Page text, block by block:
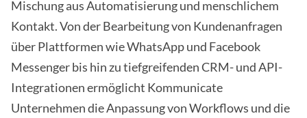
Mischung aus Automatisierung und menschlichem
Kontakt. Von der Bearbeitung von Kundenanfragen
über Plattformen wie WhatsApp und Facebook
Messenger bis hin zu tiefgreifenden CRM- und API-
Integrationen ermöglicht Kommunicate
Unternehmen die Anpassung von Workflows und die